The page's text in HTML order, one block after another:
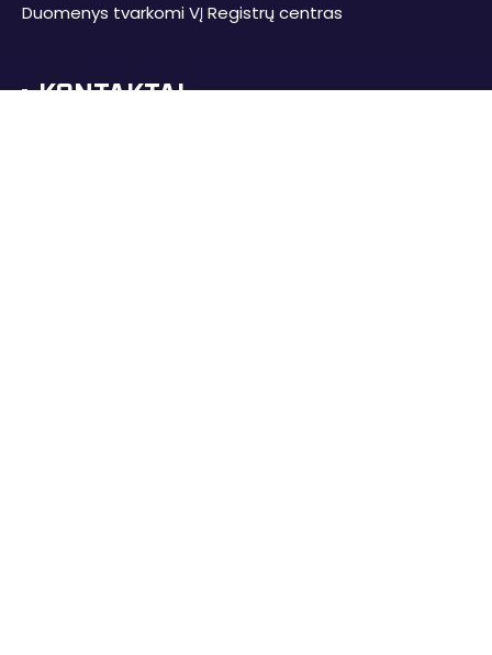
Duomenys tvarkomi VĮ Registrų centras
KONTAKTAI